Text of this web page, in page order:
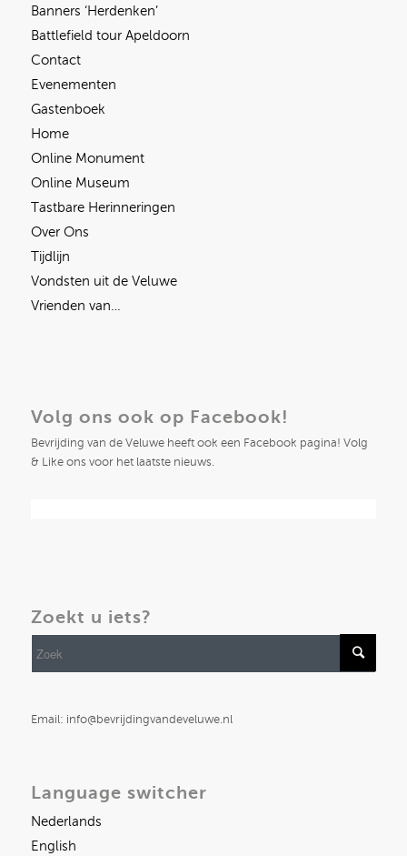
Banners ‘Herdenken’
Battlefield tour Apeldoorn
Contact
Evenementen
Gastenboek
Home
Online Monument
Online Museum
Tastbare Herinneringen
Over Ons
Tijdlijn
Vondsten uit de Veluwe
Vrienden van…
Volg ons ook op Facebook!
Bevrijding van de Veluwe heeft ook een Facebook pagina! Volg
& Like ons voor het laatste nieuws.
Zoekt u iets?
Email: info@bevrijdingvandeveluwe.nl
Language switcher
Nederlands
English